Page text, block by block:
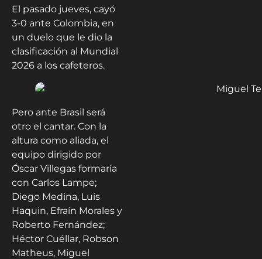
El pasado jueves, cayó
3-0 ante Colombia, en
un duelo que le dio la
clasificación al Mundial
2026 a los cafeteros.
Pero ante Brasil será
otro el cantar. Con la
altura como aliada, el
equipo dirigido por
Óscar Villegas formaría
con Carlos Lampe;
Diego Medina, Luis
Haquin, Efraín Morales y
Roberto Fernández;
Héctor Cuéllar, Robson
Matheus, Miguel